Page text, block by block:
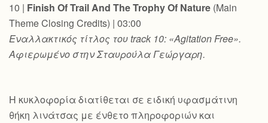
10 | Finish Of Trail And The Trophy Of Nature (Main
Theme Closing Credits) | 03:00
Εναλλακτικός τίτλος τουtrack 10: «Agitation Free».
Αφιερωμένο στην Σταυρούλα Γεώργαρη.
Η κυκλοφορία διατίθεται σε ειδική υφασμάτινη
θήκη λινάτσας με ένθετο πληροφοριών και